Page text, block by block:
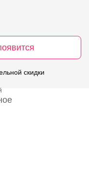
скидки